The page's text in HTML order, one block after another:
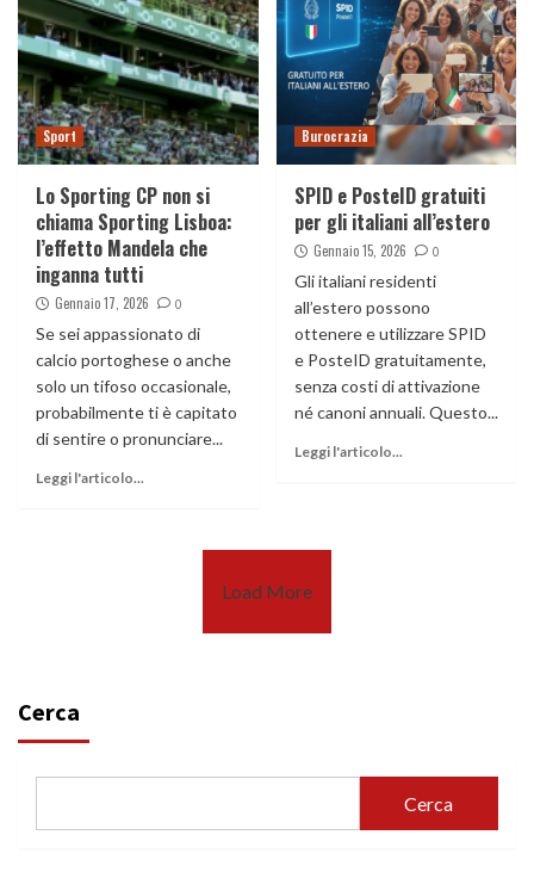
Sport
Lo Sporting CP non si
chiama Sporting Lisboa:
l’effetto Mandela che
inganna tutti
Gennaio 17, 2026 0
Se sei appassionato di
calcio portoghese o anche
solo un tifoso occasionale,
probabilmente ti è capitato
di sentire o pronunciare...
Leggi l'articolo...
Burocrazia
SPID e PosteID gratuiti
per gli italiani all’estero
Gennaio 15, 2026 0
Gli italiani residenti
all’estero possono
ottenere e utilizzare SPID
e PosteID gratuitamente,
senza costi di attivazione
né canoni annuali. Questo...
Leggi l'articolo...
Load More
Cerca
Cerca